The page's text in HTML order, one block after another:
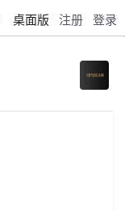
桌面版 注册 登录